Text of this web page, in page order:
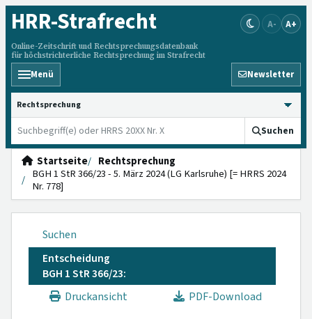
HRR-Strafrecht
Online-Zeitschrift und Rechtsprechungsdatenbank
für höchstrichterliche Rechtsprechung im Strafrecht
A- A+
Menü Newsletter
HRRS durchsuchen
Suchen
Startseite
Rechtsprechung
BGH 1 StR 366/23 - 5. März 2024 (LG Karlsruhe) [= HRRS 2024
Nr. 778]
Suchen
Entscheidung
BGH 1 StR 366/23:
Druckansicht
PDF-Download